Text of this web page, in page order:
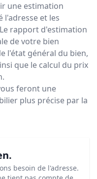
une estimation
l'adresse et les
rapport d'estimation
de votre bien
l'état général du bien,
que le calcul du prix
feront une
plus précise par la
besoin de l'adresse.